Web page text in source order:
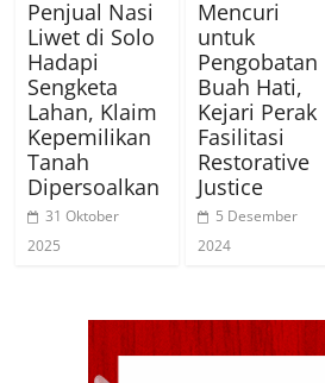
Penjual Nasi
Liwet di Solo
Hadapi
Sengketa
Lahan, Klaim
Kepemilikan
Tanah
Dipersoalkan
31 Oktober
2025
Mencuri
untuk
Pengobatan
Buah Hati,
Kejari Perak
Fasilitasi
Restorative
Justice
5 Desember
2024